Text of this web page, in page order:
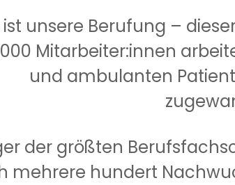
ist unsere Berufung –
Mitarbeiter:innen
und ambulanten
der größten
mehrere hundert